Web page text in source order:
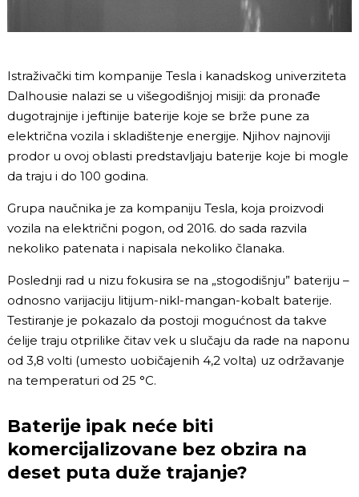
Istraživački tim kompanije Tesla i kanadskog univerziteta
Dalhousie nalazi se u višegodišnjoj misiji: da pronađe
dugotrajnije i jeftinije baterije koje se brže pune za
električna vozila i skladištenje energije. Njihov najnoviji
prodor u ovoj oblasti predstavljaju baterije koje bi mogle
da traju i do 100 godina.
Grupa naučnika je za kompaniju Tesla, koja proizvodi
vozila na električni pogon, od 2016. do sada razvila
nekoliko patenata i napisala nekoliko članaka.
Poslednji rad u nizu fokusira se na „stogodišnju” bateriju –
odnosno varijaciju litijum-nikl-mangan-kobalt baterije.
Testiranje je pokazalo da postoji mogućnost da takve
ćelije traju otprilike čitav vek u slučaju da rade na naponu
od 3,8 volti (umesto uobičajenih 4,2 volta) uz održavanje
na temperaturi od 25 °C.
Baterije ipak neće biti
komercijalizovane bez obzira na
deset puta duže trajanje?